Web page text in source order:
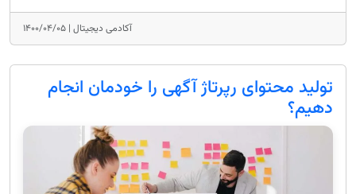
آکادمی دیجیتال | ۱۴۰۰/۰۴/۰۵
تولید محتوای رپرتاژ آگهی را خودمان انجام
دهیم؟